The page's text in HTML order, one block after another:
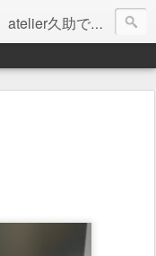
atelier久助では土と火から暖かなモノたちを生み出しています。 ご覧になられた方が和んで頂ければ幸いです。